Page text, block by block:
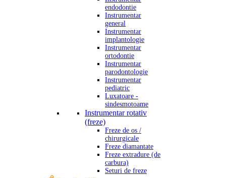
endodontie
Instrumentar
general
Instrumentar
implantologie
Instrumentar
ortodontie
Instrumentar
parodontologie
Instrumentar
pediatric
Luxatoare -
sindesmotoame
Instrumentar rotativ
(freze)
Freze de os /
chirurgicale
Freze diamantate
Freze extradure (de
carbura)
Seturi de freze